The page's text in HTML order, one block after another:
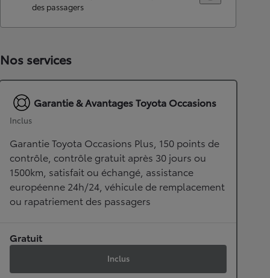
des passagers
Nos services
Garantie & Avantages Toyota Occasions
Inclus
Garantie Toyota Occasions Plus, 150 points de
contrôle, contrôle gratuit après 30 jours ou
1500km, satisfait ou échangé, assistance
européenne 24h/24, véhicule de remplacement
ou rapatriement des passagers
Gratuit
Inclus